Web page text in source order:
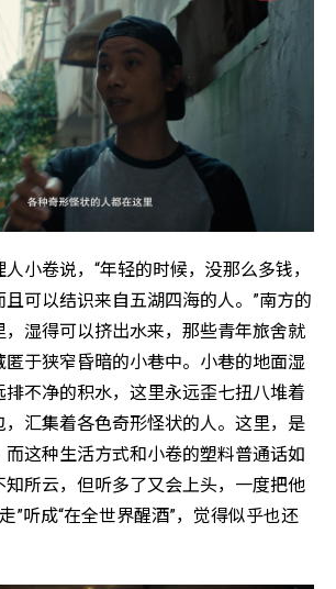
小卷说，“年轻的时候，没那么多钱，
可以结识来自五湖四海的人。”南方的
，湿得可以挤出水来，那些青年旅舍就
于狭窄昏暗的小巷中。小巷的地面湿
不净的积水，这里永远歪七扭八堆着
，汇集着各色奇形怪状的人。这里，是
而这种生活方式和小卷的塑料普通话如
知所云，但听多了又会上头，一度把他
”听成“在全世界醒酒”，觉得似乎也还